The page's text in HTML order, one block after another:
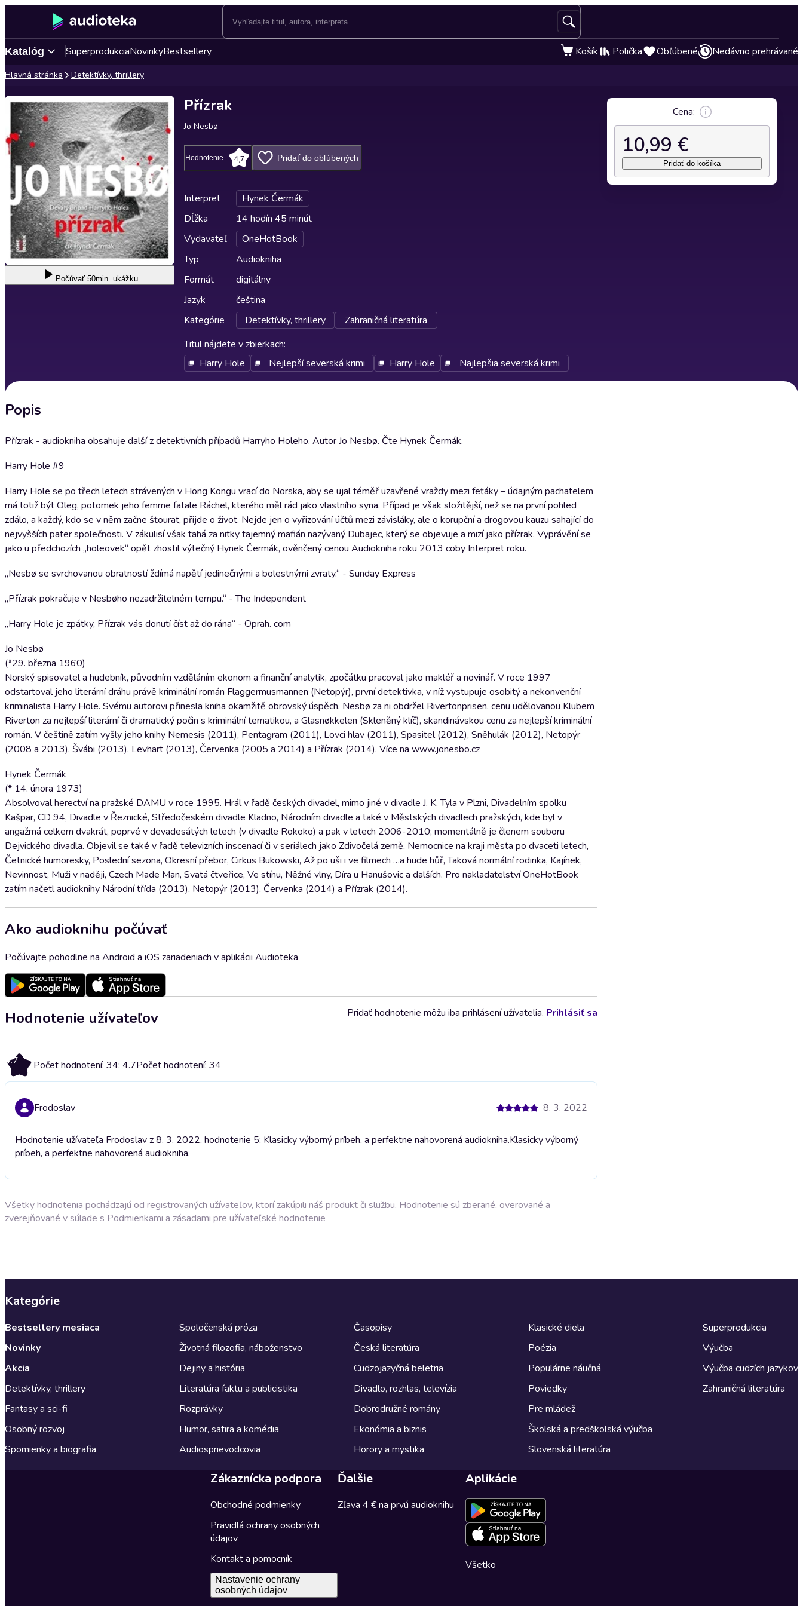
Katalóg SuperprodukciaNovinkyBestsellery Košík Polička Obľúbené Nedávno prehrávané
Hlavná stránka Detektívky, thrillery
Počúvať 50min. ukážku
Přízrak
Jo Nesbø
Hodnotenie 4,7 Pridať do obľúbených
Interpret
Hynek Čermák
Dĺžka
14 hodín 45 minút
Vydavateľ
OneHotBook
Typ
Audiokniha
Formát
digitálny
Jazyk
čeština
Kategórie
Detektívky, thrillery
Zahraničná literatúra
Titul nájdete v zbierkach:
Harry Hole
Nejlepší severská krimi Harry Hole Najlepšia severská krimi
Popis
Přízrak - audiokniha obsahuje další z detektivních případů Harryho Holeho. Autor Jo Nesbø. Čte Hynek Čermák.
Harry Hole #9
Harry Hole se po třech letech strávených v Hong Kongu vrací do Norska, aby se ujal téměř uzavřené vraždy mezi feťáky – údajným pachatelem
má totiž být Oleg, potomek jeho femme fatale Ráchel, kterého měl rád jako vlastního syna. Případ je však složitější, než se na první pohled
zdálo, a každý, kdo se v něm začne šťourat, přijde o život. Nejde jen o vyřizování účtů mezi závisláky, ale o korupční a drogovou kauzu sahající do
nejvyšších pater společnosti. V zákulisí však tahá za nitky tajemný mafián nazývaný Dubajec, který se objevuje a mizí jako přízrak. Vyprávění se
jako u předchozích „holeovek“ opět zhostil výtečný Hynek Čermák, ověnčený cenou Audiokniha roku 2013 coby Interpret roku.
„Nesbø se svrchovanou obratností ždímá napětí jedinečnými a bolestnými zvraty.“ - Sunday Express
„Přízrak pokračuje v Nesbøho nezadržitelném tempu.“ - The Independent
„Harry Hole je zpátky, Přízrak vás donutí číst až do rána“ - Oprah. com
Jo Nesbø
(*29. března 1960)
Norský spisovatel a hudebník, původním vzděláním ekonom a finanční analytik, zpočátku pracoval jako makléř a novinář. V roce 1997
odstartoval jeho literární dráhu právě kriminální román Flaggermusmannen (Netopýr), první detektivka, v níž vystupuje osobitý a nekonvenční
kriminalista Harry Hole. Svému autorovi přinesla kniha okamžitě obrovský úspěch, Nesbø za ni obdržel Rivertonprisen, cenu udělovanou Klubem
Riverton za nejlepší literární či dramatický počin s kriminální tematikou, a Glasnøkkelen (Skleněný klíč), skandinávskou cenu za nejlepší kriminální
román. V češtině zatím vyšly jeho knihy Nemesis (2011), Pentagram (2011), Lovci hlav (2011), Spasitel (2012), Sněhulák (2012), Netopýr
(2008 a 2013), Švábi (2013), Levhart (2013), Červenka (2005 a 2014) a Přízrak (2014). Více na www.jonesbo.cz
Hynek Čermák
(* 14. února 1973)
Absolvoval herectví na pražské DAMU v roce 1995. Hrál v řadě českých divadel, mimo jiné v divadle J. K. Tyla v Plzni, Divadelním spolku
Kašpar, CD 94, Divadle v Řeznické, Středočeském divadle Kladno, Národním divadle a také v Městských divadlech pražských, kde byl v
angažmá celkem dvakrát, poprvé v devadesátých letech (v divadle Rokoko) a pak v letech 2006-2010; momentálně je členem souboru
Dejvického divadla. Objevil se také v řadě televizních inscenací či v seriálech jako Zdivočelá země, Nemocnice na kraji města po dvaceti letech,
Četnické humoresky, Poslední sezona, Okresní přebor, Cirkus Bukowski, Až po uši i ve filmech …a hude hůř, Taková normální rodinka, Kajínek,
Nevinnost, Muži v naději, Czech Made Man, Svatá čtveřice, Ve stínu, Něžné vlny, Díra u Hanušovic a dalších. Pro nakladatelství OneHotBook
zatím načetl audioknihy Národní třída (2013), Netopýr (2013), Červenka (2014) a Přízrak (2014).
Ako audioknihu počúvať
Počúvajte pohodlne na Android a iOS zariadeniach v aplikácii Audioteka
Hodnotenie užívateľov
4.7 Počet hodnotení: 34: 4.7Počet hodnotení: 34
Pridať hodnotenie môžu iba prihlásení užívatelia. Prihlásiť sa
Frodoslav 8. 3. 2022
Hodnotenie užívateľa Frodoslav z 8. 3. 2022, hodnotenie 5; Klasicky výborný príbeh, a perfektne nahovorená audiokniha.Klasicky výborný
príbeh, a perfektne nahovorená audiokniha.
Všetky hodnotenia pochádzajú od registrovaných užívateľov, ktorí zakúpili náš produkt či službu. Hodnotenie sú zberané, overované a
zverejňované v súlade s Podmienkami a zásadami pre užívateľské hodnotenie
Cena:
10,99 €
Pridať do košíka
Kategórie
Bestsellery mesiaca
Novinky
Akcia
Detektívky, thrillery
Fantasy a sci-fi
Osobný rozvoj
Spomienky a biografia
Spoločenská próza
Životná filozofia, náboženstvo
Dejiny a história
Literatúra faktu a publicistika
Rozprávky
Humor, satira a komédia
Audiosprievodcovia
Časopisy
Česká literatúra
Cudzojazyčná beletria
Divadlo, rozhlas, televízia
Dobrodružné romány
Ekonómia a biznis
Horory a mystika
Klasické diela
Poézia
Populárne náučná
Poviedky
Pre mládež
Školská a predškolská výučba
Slovenská literatúra
Superprodukcia
Výučba
Výučba cudzích jazykov
Zahraničná literatúra
Zákaznícka podpora
Obchodné podmienky
Pravidlá ochrany osobných
údajov
Kontakt a pomocník
Nastavenie ochrany
osobných údajov
Ďalšie
Zľava 4 € na prvú audioknihu
Aplikácie
Všetko